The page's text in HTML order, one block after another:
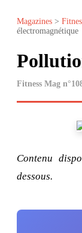
Magazines >
électromagnétique
Fitness Mag
Contenu
dessous.